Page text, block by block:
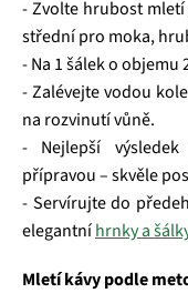
- Zvolte hrubost
střední pro moka,
- Na 1 šálek o objemu
- Zalévejte vodou
na rozvinutí vůně.
- Nejlepší
přípravou – skvěle
- Servírujte do
elegantníhrnky a
Mletí kávy podle